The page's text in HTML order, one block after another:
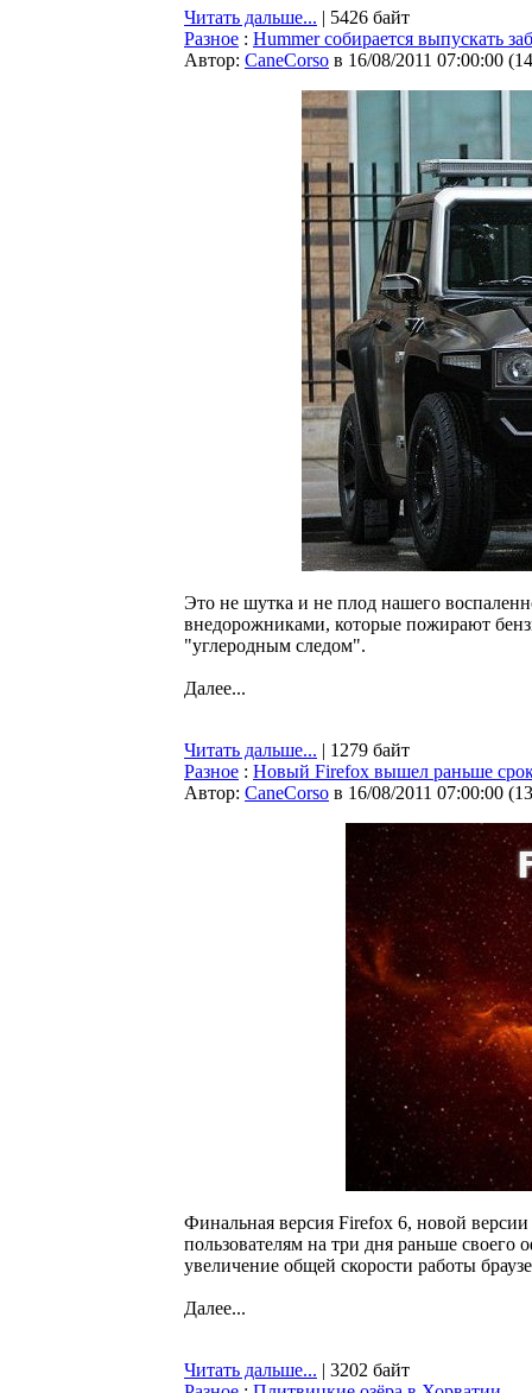
Читать дальше... | 5426 байт
Разное : Hummer собирается выпускать
Автор: CaneCorso в 16/08/2011 07:00:00 (
Это не шутка и не плод нашего
внедорожниками, которые пожирают
"углеродным следом".
Далее...
Читать дальше... | 1279 байт
Разное : Новый Firefox вышел раньше
Автор: CaneCorso в 16/08/2011 07:00:00 (
Финальная версия Firefox 6, новой версии
пользователям на три дня раньше
увеличение общей скорости работы
Далее...
Читать дальше... | 3202 байт